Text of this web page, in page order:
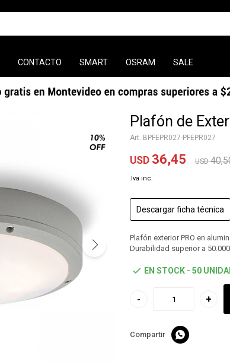
CONTACTO SMART OSRAM SALE
Plafón de
BPFEPR027-PFEPR027
USD 36,45 USD
Descargar ficha técnica
Plafón exterior PRO en
Durabilidad superior a
EN STOCK - 50
- +
